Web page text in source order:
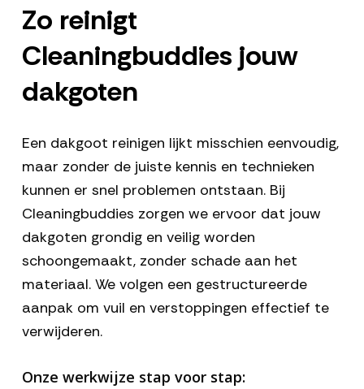
Zo reinigt
Cleaningbuddies jouw
dakgoten
Een dakgoot reinigen lijkt misschien eenvoudig,
maar zonder de juiste kennis en technieken
kunnen er snel problemen ontstaan. Bij
Cleaningbuddies zorgen we ervoor dat jouw
dakgoten grondig en veilig worden
schoongemaakt, zonder schade aan het
materiaal. We volgen een gestructureerde
aanpak om vuil en verstoppingen effectief te
verwijderen.
Onze werkwijze stap voor stap: